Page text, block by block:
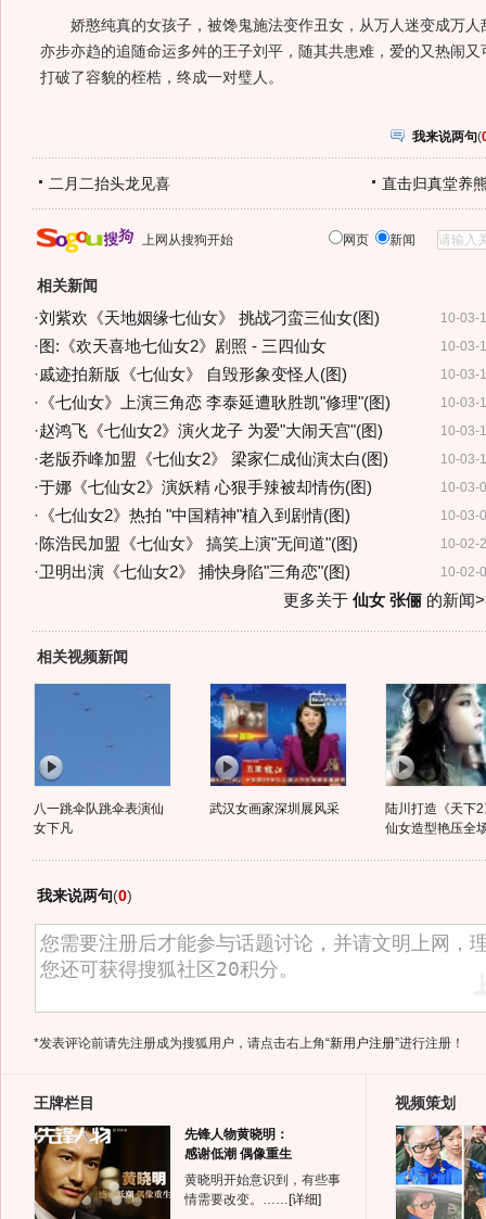
娇憨纯真的女孩子，被馋鬼施法变作丑女，从万人迷变成万人
亦步亦趋的追随命运多舛的王子刘平，随其共患难，爱的又热闹
打破了容貌的桎梏，终成一对璧人。
我来说两句(
二月二抬头龙见喜 直击归真堂养
上网从搜狗开始 网页 新闻
相关新闻
10-03-
·刘紫欢《天地姻缘七仙女》 挑战刁蛮三仙女(图)
10-03-
· 图:《欢天喜地七仙女2》剧照 - 三四仙女
10-03-
·戚迹拍新版《七仙女》 自毁形象变怪人(图)
10-03-
· 《七仙女》上演三角恋 李泰延遭耿胜凯"修理"(图)
10-03-
·赵鸿飞《七仙女2》演火龙子 为爱"大闹天宫"(图)
10-03-
·老版乔峰加盟《七仙女2》 梁家仁成仙演太白(图)
10-03-
·于娜《七仙女2》演妖精 心狠手辣被却情伤(图)
10-03-
· 《七仙女2》热拍 "中国精神"植入到剧情(图)
10-02-
·陈浩民加盟《七仙女》 搞笑上演"无间道"(图)
10-02-
·卫明出演《七仙女2》 捕快身陷"三角恋"(图)
更多关于 仙女 张俪的新闻
相关视频新闻
八一跳伞队跳伞表演仙
女下凡
武汉女画家深圳展风采
陆川打造《天下
仙女造型艳压全
我来说两句(0)
*发表评论前请先注册成为搜狐用户，请点击右上角“新用户注册”进行注册！
王牌栏目
先锋人物黄晓明：
感谢低潮 偶像重生
黄晓明开始意识到，有些事
情需要改变。…… [详细]
视频策划